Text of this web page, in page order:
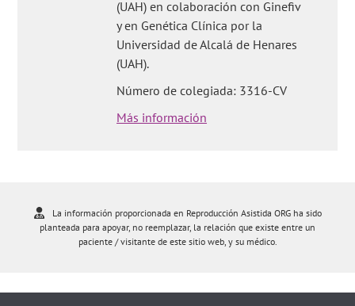
(UAH) en colaboración con Ginefiv
y en Genética Clínica por la
Universidad de Alcalá de Henares
(UAH).
Número de colegiada: 3316-CV
Más información
La información proporcionada en Reproducción Asistida ORG ha sido
planteada para apoyar, no reemplazar, la relación que existe entre un
paciente / visitante de este sitio web, y su médico.